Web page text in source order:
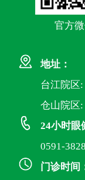
官方
地址：
台江院区
仓山院区
24小时眼
0591-
门诊时间